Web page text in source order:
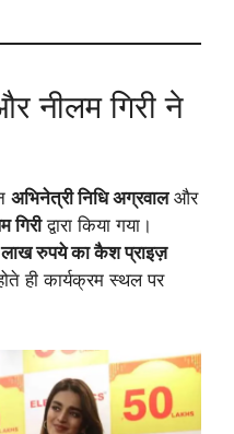
नीलम गिरी ने
अभिनेत्री निधि अग्रवालऔर
गिरीद्वारा किया गया।
रुपये का कैश प्राइज़
ही कार्यक्रम स्थल पर